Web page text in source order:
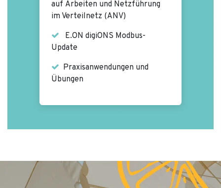
auf Arbeiten und Netzführung
im Verteilnetz (ANV)
E.ON digiONS Modbus-
Update
Praxisanwendungen und
Übungen